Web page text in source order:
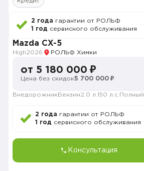
2 года гарантии от РОЛЬФ
1 год сервисного обслуживания
Mazda CX-5
High2026 РОЛЬФ Химки
от 5 180 000 ₽
Цена без скидок5 700 000 ₽
Внедорожник Бензин2.0 л. 150 л.с. Полный
2 года гарантии от РОЛЬФ
1 год сервисного обслуживания
Консультация